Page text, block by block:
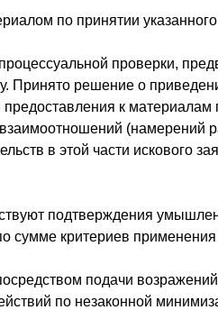
по принятии
проверки,
Принято решение о
к материалам
(намерений
в этой части искового
подтверждения
сумме критериев
подачи
по незаконной